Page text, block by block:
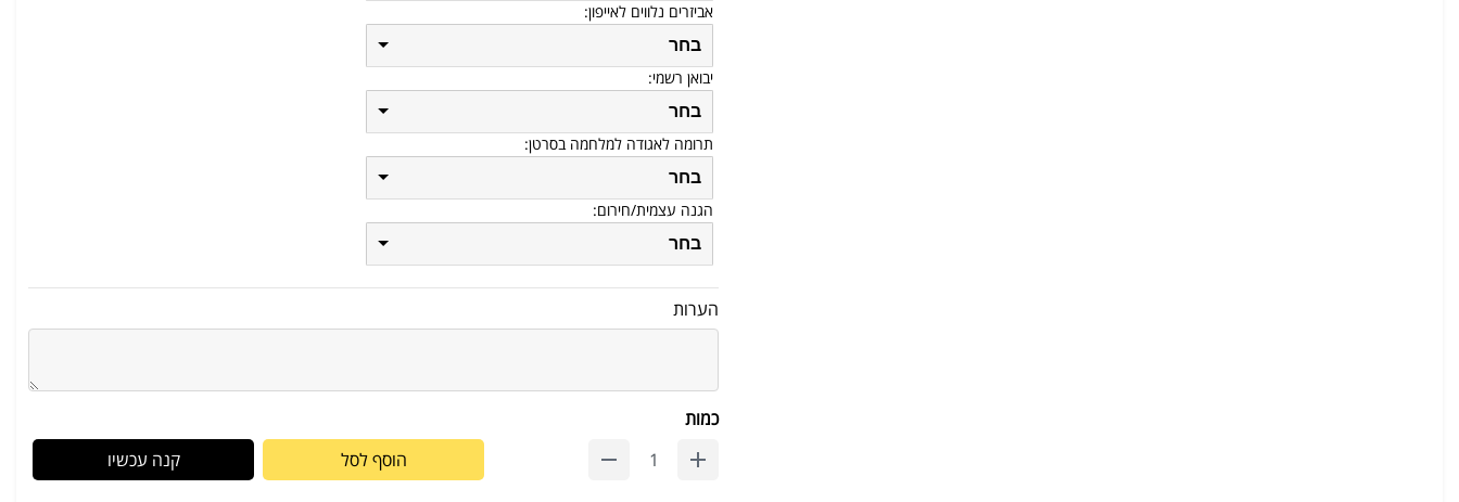
אביזרים נלווים לאייפון:
בחר
יבואן רשמי:
בחר
תרומה לאגודה למלחמה בסרטן:
בחר
הגנה עצמית/חירום:
בחר
הערות
כמות
הוסף לסל
קנה עכשיו